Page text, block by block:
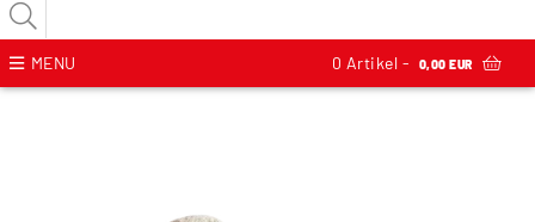
MENU 0 Artikel - 0,00 EUR